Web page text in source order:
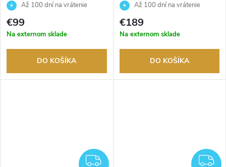
Až 100 dní na vrátenie
tovaru. Autorizovaný predajca.
€99
Na externom sklade
DO KOŠÍKA
Až 100 dní na vrátenie
tovaru. Autorizovaný predajca.
€189
Na externom sklade
DO KOŠÍKA
ZADARMO